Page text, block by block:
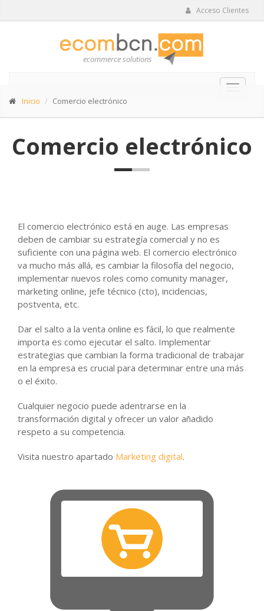
Acceso Clientes
ecommerce solutions
Inicio Comercio electrónico
Comercio electrónico
El comercio electrónico está en auge. Las empresas
deben de cambiar su estrategía comercial y no es
suficiente con una página web. El comercio electrónico
va mucho más allá, es cambiar la filosofía del negocio,
implementar nuevos roles como comunity manager,
marketing online, jefe técnico (cto), incidencias,
postventa, etc.
Dar el salto a la venta online es fácil, lo que realmente
importa es como ejecutar el salto. Implementar
estrategias que cambian la forma tradicional de trabajar
en la empresa es crucial para determinar entre una más
o el éxito.
Cualquier negocio puede adentrarse en la
transformación digital y ofrecer un valor añadido
respeto a su competencia.
Visita nuestro apartado Marketing digital.